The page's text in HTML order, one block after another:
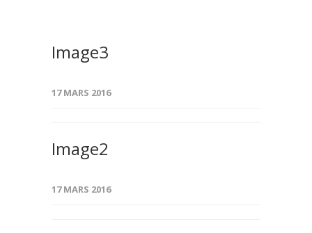
Image3
17 MARS 2016
Image2
17 MARS 2016